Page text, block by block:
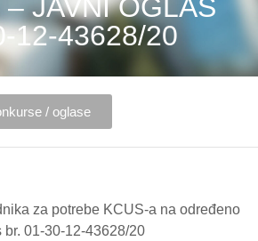
JAVNI OGLAS
12-43628/20
/ oglase
za potrebe KCUS-a na određeno
01-30-12-43628/20